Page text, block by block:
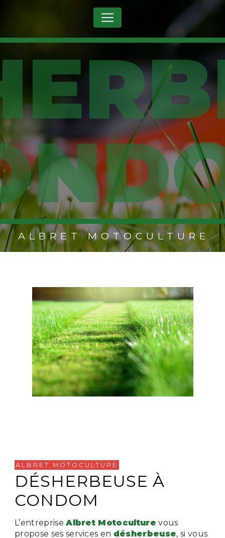
ALBRET MOTOCULTURE
ALBRET MOTOCULTURE
DÉSHERBEUSE À
CONDOM
L’entrepriseAlbret Motoculture vous
propose ses services en désherbeuse, si vous
Panneau de gestion des cookies